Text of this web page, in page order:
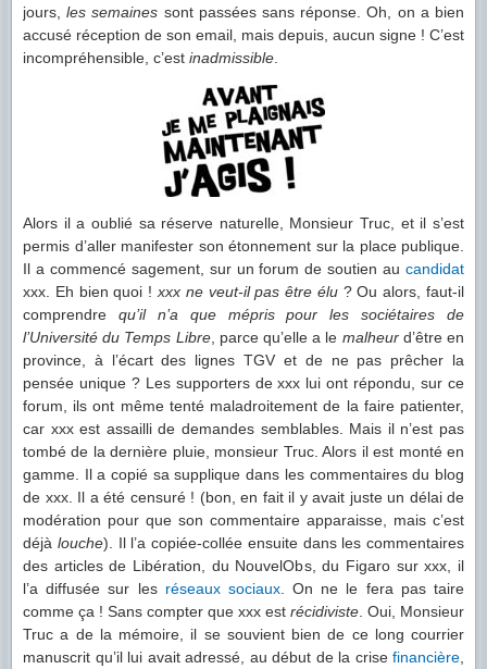
jours,les semaines sont passées sans réponse. Oh, on a bien
accusé réception de son email, mais depuis, aucun signe ! C’est
incompréhensible, c’est inadmissible
Alors il a oublié sa réserve naturelle, Monsieur Truc, et il s’est
permis d’aller manifester son étonnement sur la place publique.
Il a commencé sagement, sur un forum de soutien au candidat
xxx. Eh bien quoi ! xxx ne veut-il pas être élu ? Ou alors, faut-il
comprendre qu’il n’a que mépris pour les sociétaires de
l’Université du Temps Libre, parce qu’elle a le malheurd’être en
province, à l’écart des lignes TGV et de ne pas prêcher la
pensée unique ? Les supporters de xxx lui ont répondu, sur ce
forum, ils ont même tenté maladroitement de la faire patienter,
car xxx est assailli de demandes semblables. Mais il n’est pas
tombé de la dernière pluie, monsieur Truc. Alors il est monté en
gamme. Il a copié sa supplique dans les commentaires du blog
de xxx. Il a été censuré ! (bon, en fait il y avait juste un délai de
modération pour que son commentaire apparaisse, mais c’est
déjà louche). Il l’a copiée-collée ensuite dans les commentaires
des articles de Libération, du NouvelObs, du Figaro sur xxx, il
l’a diffusée sur les réseaux sociaux. On ne le fera pas taire
comme ça ! Sans compter que xxx est récidiviste . Oui, Monsieur
Truc a de la mémoire, il se souvient bien de ce long courrier
manuscrit qu’il lui avait adressé, au début de la crise financière